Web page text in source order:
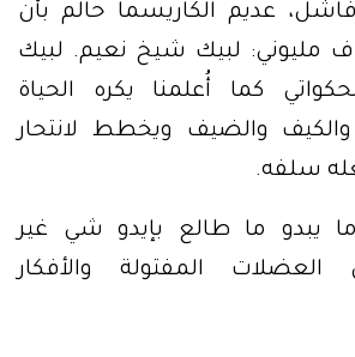
فاشل، عديم الكاريسما حالم بأن
مليوني: لبيك شيخ نعيم. لبيك
كما أُعلمنا يكره الحياة
والضيف ويخطط لانتحار
سلفه.
ما يبدو ما طالع بإيدو شي غير
العضلات المفتولة والأفكار